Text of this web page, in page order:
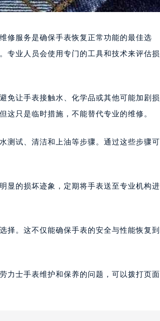
修服务是确保手表恢复正常功能的最佳选
专业人员会使用专门的工具和技术来评估损
免让手表接触水、化学品或其他可能加剧损
这只是临时措施，不能替代专业的维修。
测试、清洁和上油等步骤。通过这些步骤可
显的损坏迹象，定期将手表送至专业机构进
择。这不仅能确保手表的安全与性能恢复到
力士手表维护和保养的问题，可以拨打页面